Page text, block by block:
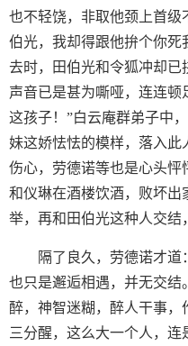
也不轻饶，非取他颈上首级
伯光，我却得跟他拚个你
去时，田伯光和令狐冲却已
声音已是甚为嘶哑，连连顿
这孩子！”白云庵群弟子中
妹这娇怯怯的模样，落入
伤心，劳德诺等也是心头怦
和仪琳在酒楼饮酒，败坏出
举，再和田伯光这种人交结
隔了良久，劳德诺才道
也只是邂逅相遇，并无交结
醉，神智迷糊，醉人干事
三分醒，这么大一个人，连